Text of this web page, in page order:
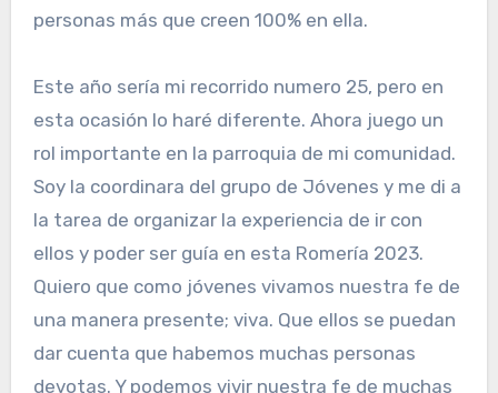
personas más que creen 100% en ella.
Este año sería mi recorrido numero 25, pero en
esta ocasión lo haré diferente. Ahora juego un
rol importante en la parroquia de mi comunidad.
Soy la coordinara del grupo de Jóvenes y me di a
la tarea de organizar la experiencia de ir con
ellos y poder ser guía en esta Romería 2023.
Quiero que como jóvenes vivamos nuestra fe de
una manera presente; viva. Que ellos se puedan
dar cuenta que habemos muchas personas
devotas. Y podemos vivir nuestra fe de muchas